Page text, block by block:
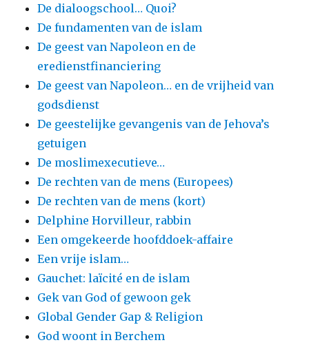
De dialoogschool… Quoi?
De fundamenten van de islam
De geest van Napoleon en de
eredienstfinanciering
De geest van Napoleon… en de vrijheid van
godsdienst
De geestelijke gevangenis van de Jehova’s
getuigen
De moslimexecutieve…
De rechten van de mens (Europees)
De rechten van de mens (kort)
Delphine Horvilleur, rabbin
Een omgekeerde hoofddoek-affaire
Een vrije islam…
Gauchet: laïcité en de islam
Gek van God of gewoon gek
Global Gender Gap & Religion
God woont in Berchem